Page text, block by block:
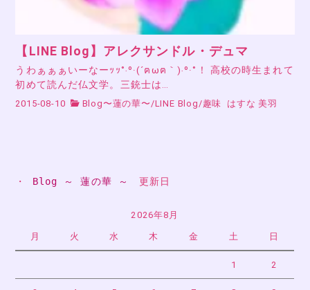
【LINE Blog】アレクサンドル・デュマ
うわぁぁぁいーなーｯｯ˚‧º·(´ฅωฅ｀)‧º·˚！ 高校の時生まれて
初めて読んだ仏文学。三銃士は…
2015-08-10 Blog〜蓮の華〜 /LINE Blog /趣味 はすな 美羽
・ Blog ～ 蓮の華 ～ 更新日
2026年8月
月 火 水 木 金 土 日
1 2